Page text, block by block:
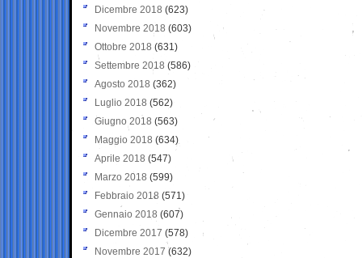
Dicembre 2018 (623)
Novembre 2018 (603)
Ottobre 2018 (631)
Settembre 2018 (586)
Agosto 2018 (362)
Luglio 2018 (562)
Giugno 2018 (563)
Maggio 2018 (634)
Aprile 2018 (547)
Marzo 2018 (599)
Febbraio 2018 (571)
Gennaio 2018 (607)
Dicembre 2017 (578)
Novembre 2017 (632)